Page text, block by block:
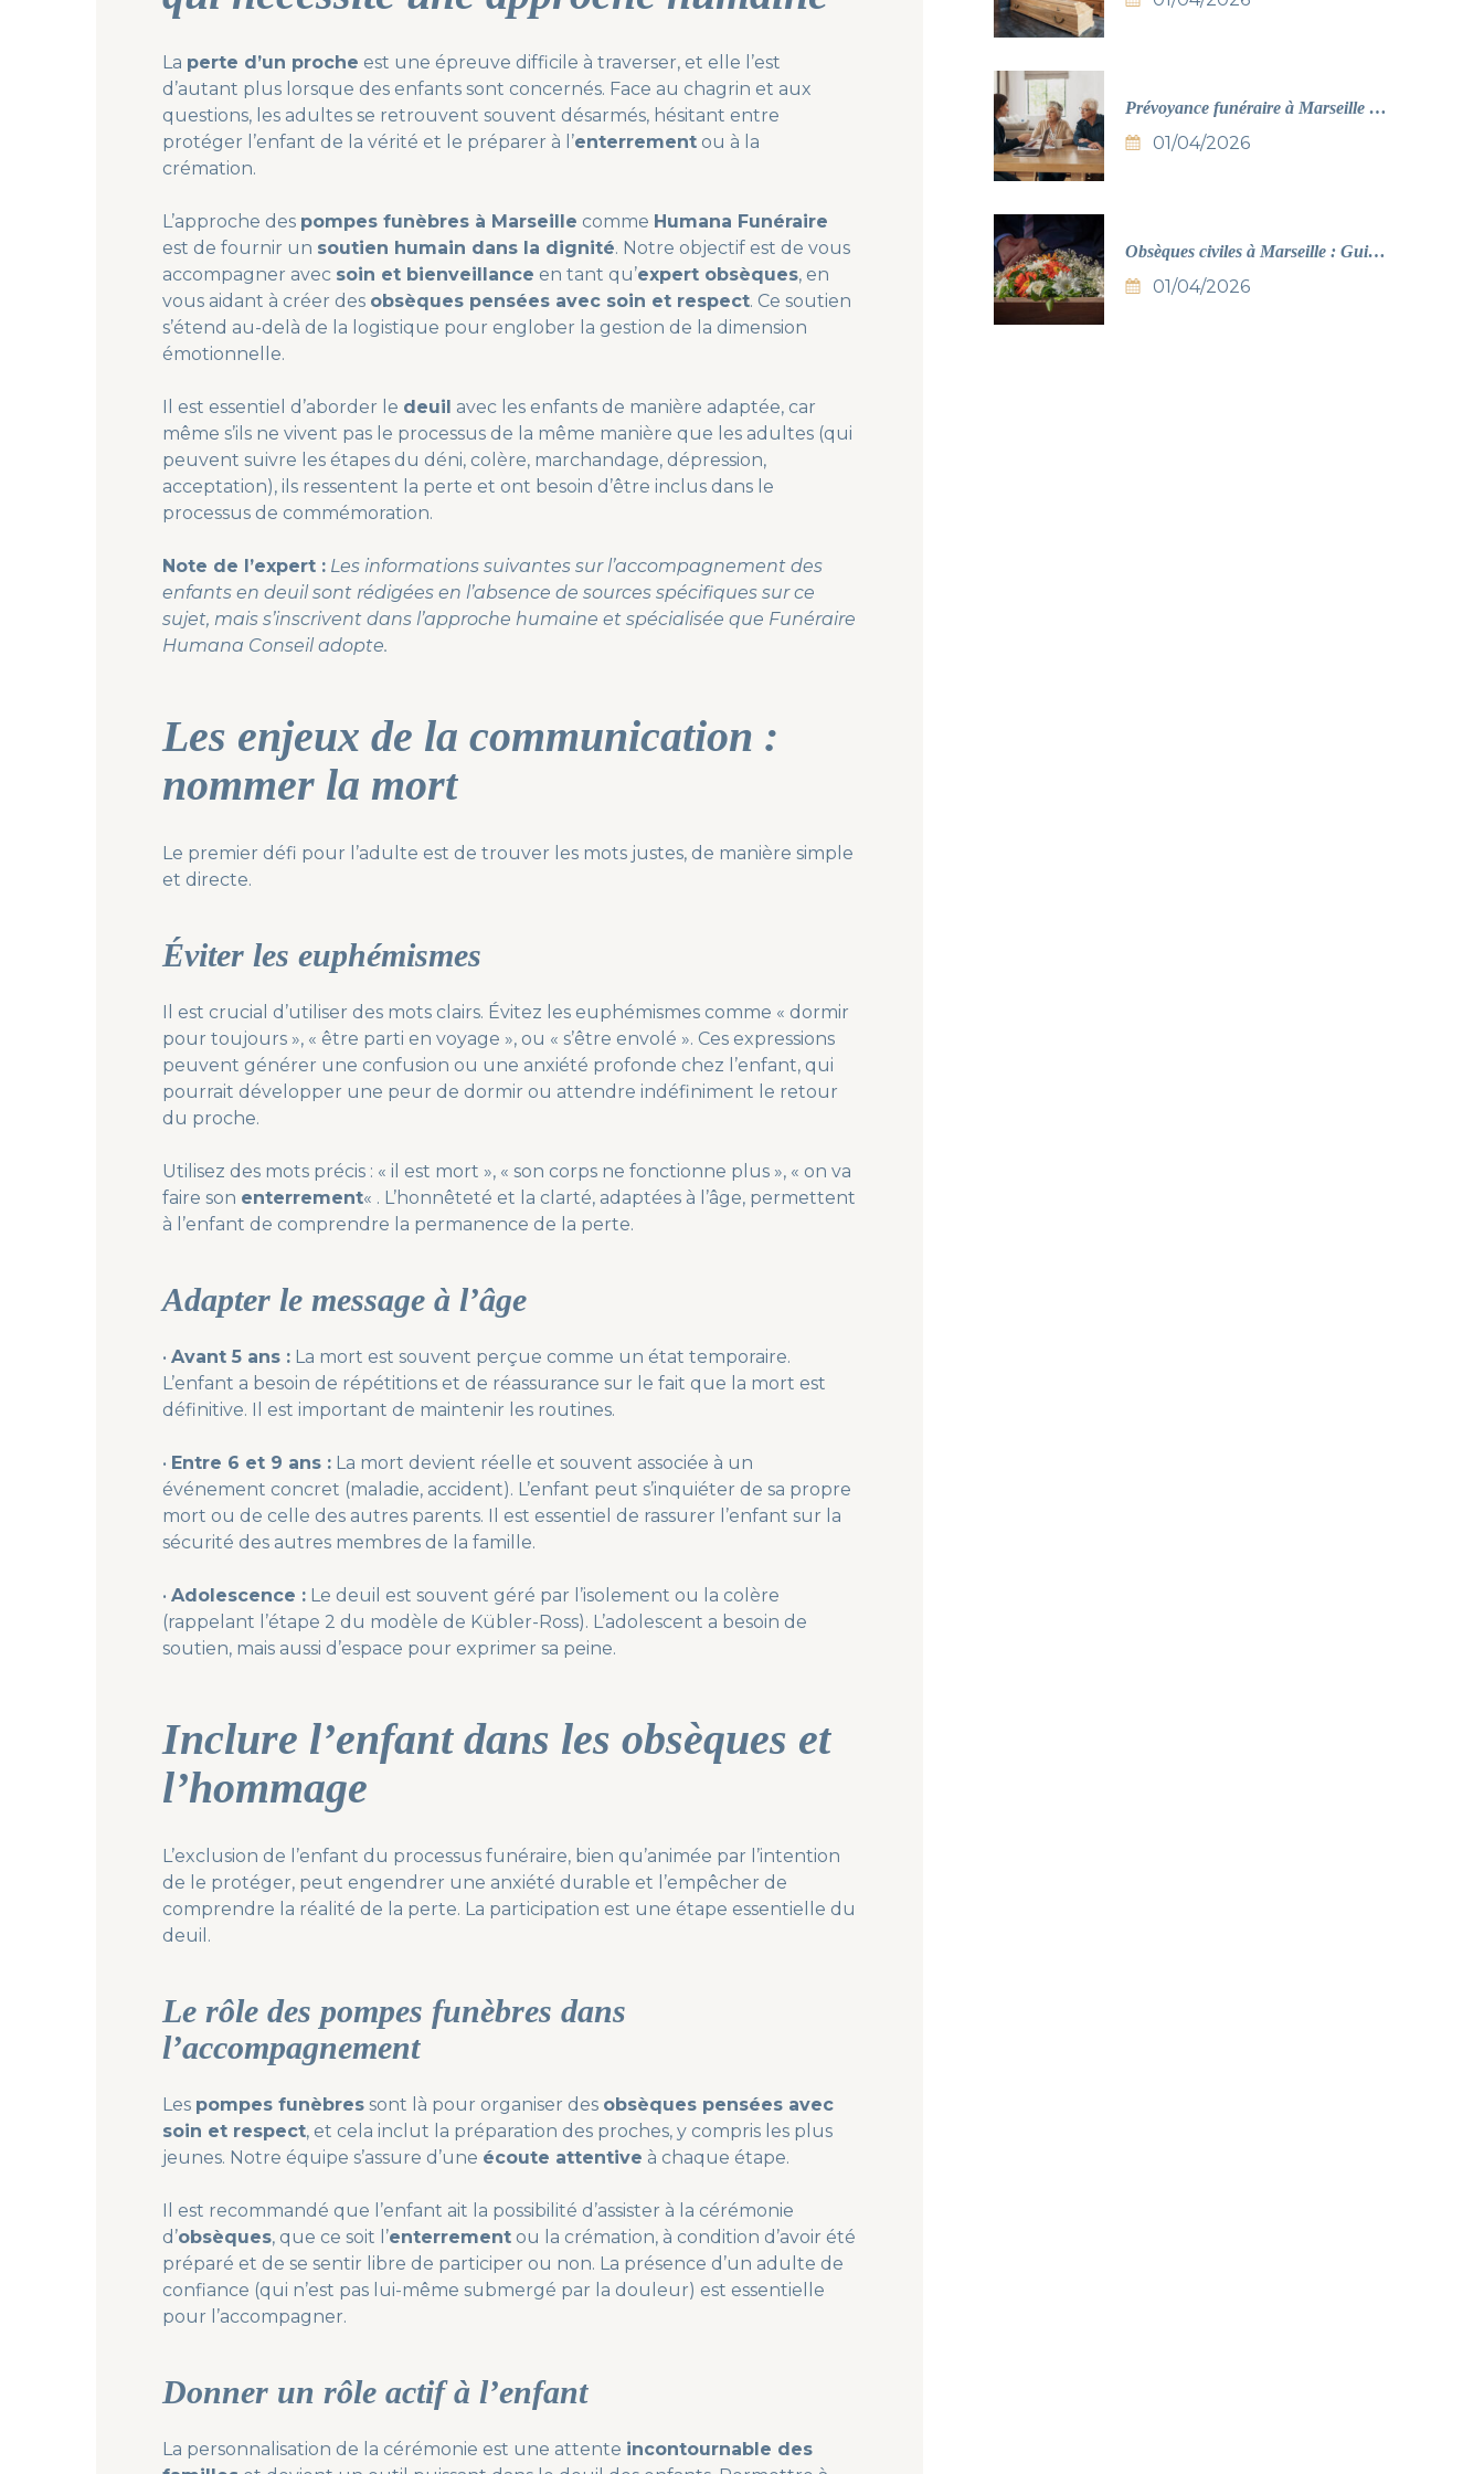
t
e
n
f
t
s
:
m
n
t
e
n
r
e
r
e
s
o
r
?
La perte d’un proche est une épreuve difficile à traverser, et elle l’est
d’autant plus lorsque des enfants sont concernés. Face au chagrin et aux
questions, les adultes se retrouvent souvent désarmés, hésitant entre
protéger l’enfant de la vérité et le préparer à l’enterrement ou à la
crémation.
L’approche des pompes funèbres à Marseille comme Humana Funéraire
est de fournir un soutien humain dans la dignité. Notre objectif est de vous
accompagner avec soin et bienveillance en tant qu’expert obsèques, en
vous aidant à créer des obsèques pensées avec soin et respect. Ce soutien
s’étend au-delà de la logistique pour englober la gestion de la dimension
émotionnelle.
Il est essentiel d’aborder le deuil avec les enfants de manière adaptée, car
même s’ils ne vivent pas le processus de la même manière que les adultes (qui
peuvent suivre les étapes du déni, colère, marchandage, dépression,
acceptation), ils ressentent la perte et ont besoin d’être inclus dans le
processus de commémoration.
Note de l’expert : Les informations suivantes sur l’accompagnement des
enfants en deuil sont rédigées en l’absence de sources spécifiques sur ce
sujet, mais s’inscrivent dans l’approche humaine et spécialisée que Funéraire
Humana Conseil adopte.
Les enjeux de la communication :
nommer la mort
Le premier défi pour l’adulte est de trouver les mots justes, de manière simple
et directe.
Éviter les euphémismes
Il est crucial d’utiliser des mots clairs. Évitez les euphémismes comme « dormir
pour toujours », « être parti en voyage », ou « s’être envolé ». Ces expressions
peuvent générer une confusion ou une anxiété profonde chez l’enfant, qui
pourrait développer une peur de dormir ou attendre indéfiniment le retour
du proche.
Utilisez des mots précis : « il est mort », « son corps ne fonctionne plus », « on va
faire son enterrement« . L’honnêteté et la clarté, adaptées à l’âge, permettent
à l’enfant de comprendre la permanence de la perte.
Adapter le message à l’âge
• Avant 5 ans : La mort est souvent perçue comme un état temporaire.
L’enfant a besoin de répétitions et de réassurance sur le fait que la mort est
définitive. Il est important de maintenir les routines.
• Entre 6 et 9 ans : La mort devient réelle et souvent associée à un
événement concret (maladie, accident). L’enfant peut s’inquiéter de sa propre
mort ou de celle des autres parents. Il est essentiel de rassurer l’enfant sur la
sécurité des autres membres de la famille.
• Adolescence : Le deuil est souvent géré par l’isolement ou la colère
(rappelant l’étape 2 du modèle de Kübler-Ross). L’adolescent a besoin de
soutien, mais aussi d’espace pour exprimer sa peine.
Inclure l’enfant dans les obsèques et
l’hommage
L’exclusion de l’enfant du processus funéraire, bien qu’animée par l’intention
de le protéger, peut engendrer une anxiété durable et l’empêcher de
comprendre la réalité de la perte. La participation est une étape essentielle du
deuil.
Le rôle des pompes funèbres dans
l’accompagnement
Les pompes funèbres sont là pour organiser des obsèques pensées avec
soin et respect, et cela inclut la préparation des proches, y compris les plus
jeunes. Notre équipe s’assure d’une écoute attentive à chaque étape.
Il est recommandé que l’enfant ait la possibilité d’assister à la cérémonie
d’obsèques, que ce soit l’enterrement ou la crémation, à condition d’avoir été
préparé et de se sentir libre de participer ou non. La présence d’un adulte de
confiance (qui n’est pas lui-même submergé par la douleur) est essentielle
pour l’accompagner.
Donner un rôle actif à l’enfant
La personnalisation de la cérémonie est une attente incontournable des
Prévoyance funéraire à Marseille :
Guide complet 2026
01/04/2026
Obsèques civiles à Marseille : Guide
complet 2026
01/04/2026